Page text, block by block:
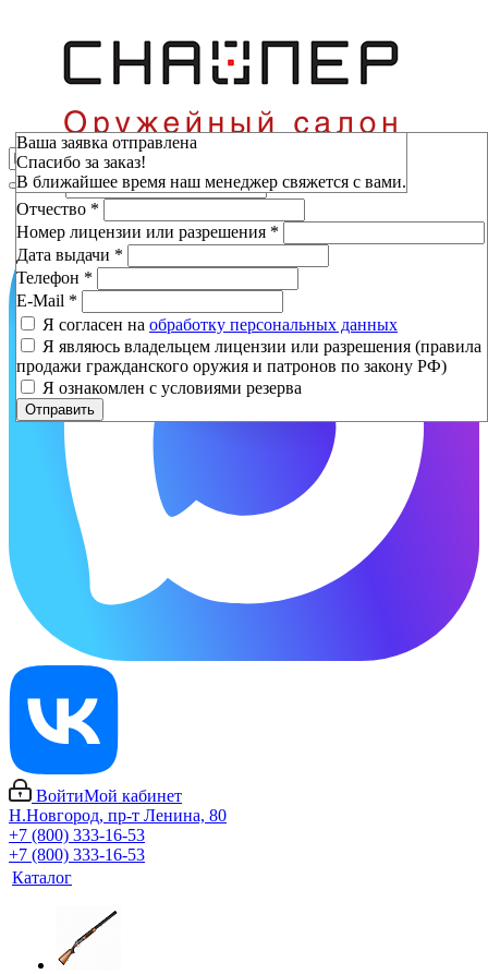
ВойтиМой кабинет
Н.Новгород, пр-т Ленина, 80
+7 (800) 333-16-53
+7 (800) 333-16-53
Каталог
Зарезервировать
Фамилия*
Имя*
Отчество *
Номер лицензии или разрешения *
Дата выдачи *
Телефон *
E-Mail *
Я согласен на обработку персональных данных
Я являюсь владельцем лицензии или разрешения (правила
продажи гражданского оружия и патронов по закону РФ)
Я ознакомлен с условиями резерва
Отправить
Ваша заявка отправлена
Спасибо за заказ!
В ближайшее время наш менеджер свяжется с вами.